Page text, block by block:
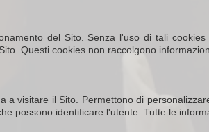
del Sito. Senza l'uso di tali
Questi cookies non raccolgono
a visitare il Sito. Permettono di
possono identificare l'utente. Tutte le